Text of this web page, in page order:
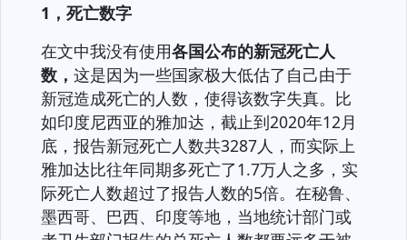
1，死亡数字
在文中我没有使用各国公布的新冠死亡人
数， 这是因为一些国家极大低估了自己由于
新冠造成死亡的人数，使得该数字失真。比
如印度尼西亚的雅加达，截止到2020年12月
底，报告新冠死亡人数共3287人，而实际上
雅加达比往年同期多死亡了1.7万人之多，实
际死亡人数超过了报告人数的5倍。在秘鲁、
墨西哥、巴西、印度等地，当地统计部门或